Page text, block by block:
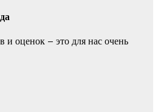
оценок – это для нас очень